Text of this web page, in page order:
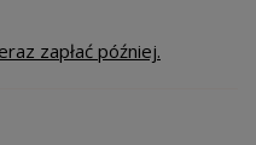
zapłać później.